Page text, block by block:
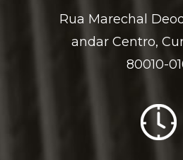
Rua Marechal
andar Centro,
80010-